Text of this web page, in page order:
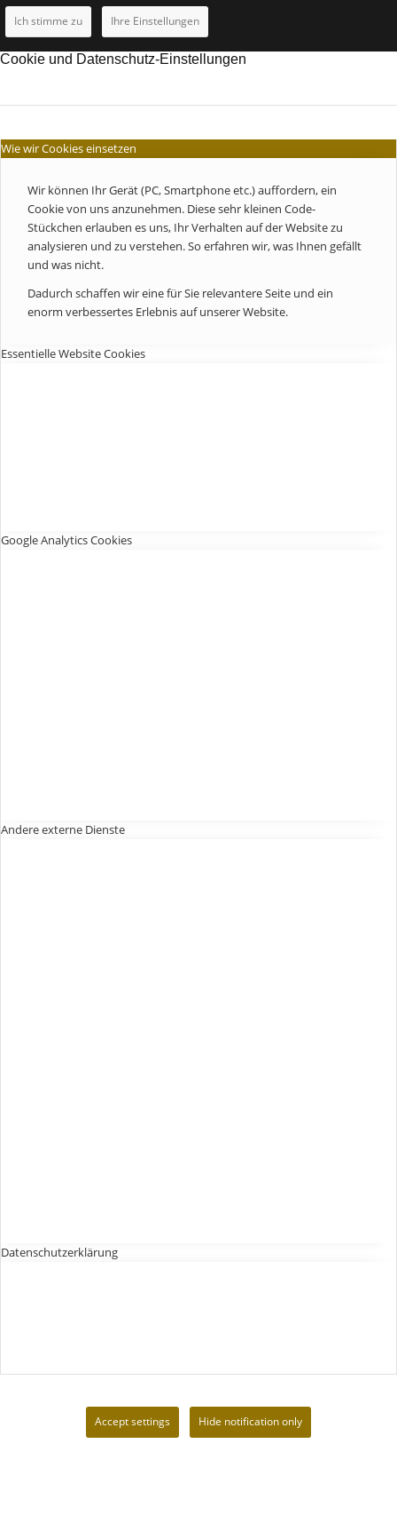
Ich stimme zu Ihre Einstellungen
Cookie und Datenschutz-Einstellungen
Wie wir Cookies einsetzen
Wir können Ihr Gerät (PC, Smartphone etc.) auffordern, ein
Cookie von uns anzunehmen. Diese sehr kleinen Code-
Stückchen erlauben es uns, Ihr Verhalten auf der Website zu
analysieren und zu verstehen. So erfahren wir, was Ihnen gefällt
und was nicht.
Dadurch schaffen wir eine für Sie relevantere Seite und ein
enorm verbessertes Erlebnis auf unserer Website.
Essentielle Website Cookies
Google Analytics Cookies
Andere externe Dienste
Datenschutzerklärung
Accept settings Hide notification only